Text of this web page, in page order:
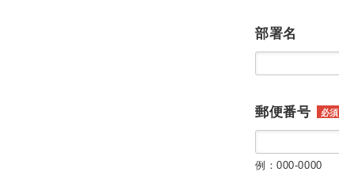
部署名
郵便番号 必須
例：000-0000